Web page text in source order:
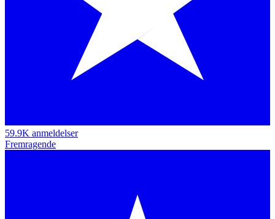
59.9K anmeldelser
Fremragende